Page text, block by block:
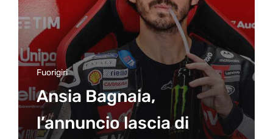
Fuorigiri
Ansia Bagnaia,
l’annuncio lascia di